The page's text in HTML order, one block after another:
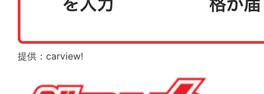
提供：carview!